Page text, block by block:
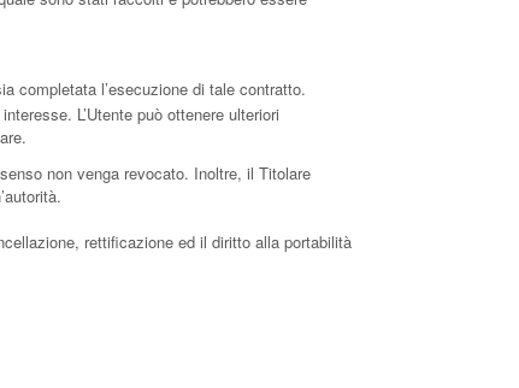
completata l’esecuzione di tale contratto.
L’Utente può ottenere ulteriori
non venga revocato. Inoltre, il Titolare
rettificazione ed il diritto alla portabilità